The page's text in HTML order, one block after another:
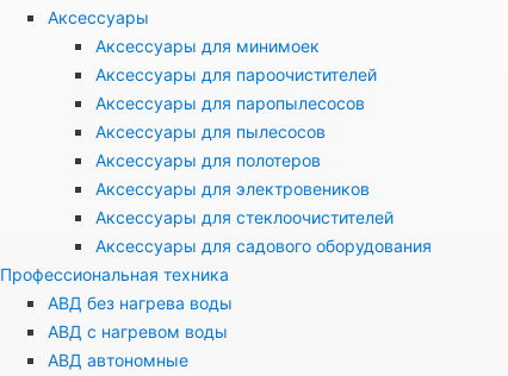
Аксессуары
Аксессуары для минимоек
Аксессуары для пароочистителей
Аксессуары для паропылесосов
Аксессуары для пылесосов
Аксессуары для полотеров
Аксессуары для электровеников
Аксессуары для стеклоочистителей
Аксессуары для садового оборудования
Профессиональная техника
АВД без нагрева воды
АВД с нагревом воды
АВД автономные